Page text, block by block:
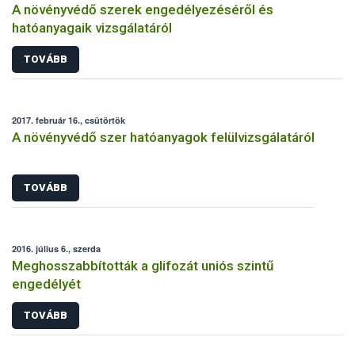
A növényvédő szerek engedélyezéséről és
hatóanyagaik vizsgálatáról
TOVÁBB
2017. február 16., csütörtök
A növényvédő szer hatóanyagok felülvizsgálatáról
TOVÁBB
2016. július 6., szerda
Meghosszabbították a glifozát uniós szintű
engedélyét
TOVÁBB